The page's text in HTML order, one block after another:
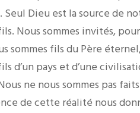
Dieu est la source de
Nous sommes invités,
sommes fils du Père
d’un pays et d’une
ne nous sommes pas
de cette réalité nous